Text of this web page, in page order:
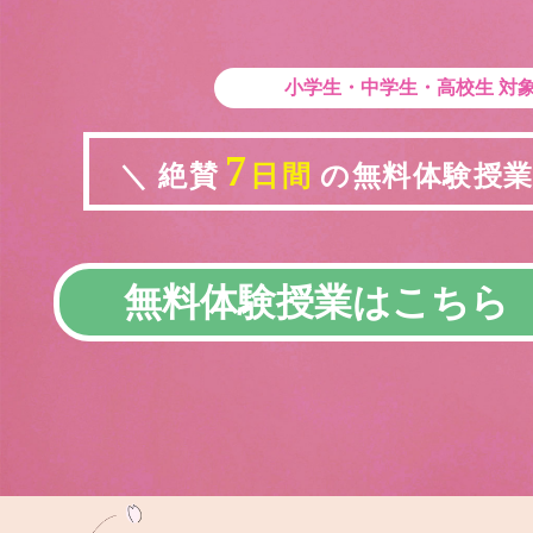
小学生・中学生・高校生 対
＼ 絶賛 7 日間 の無料体験授
無料体験授業はこちら